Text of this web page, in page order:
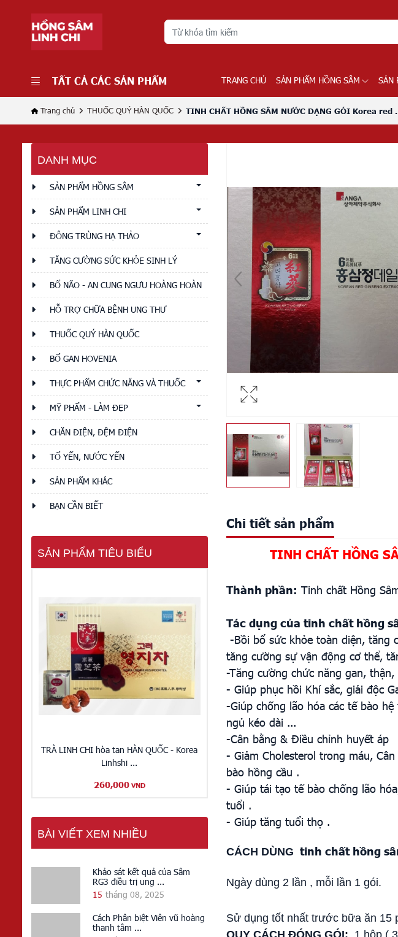
TẤT CẢ CÁC SẢN PHẨM TRANG CHỦ SẢN PHẨM HỒNG SÂM SẢN
Trang chủ THUỐC QUÝ HÀN QUỐC TINH CHẤT HỒNG SÂM NƯỚC DẠNG GÓI Korea red
DANH MỤC
SẢN PHẨM HỒNG SÂM
SẢN PHẨM LINH CHI
ĐÔNG TRÙNG HẠ THẢO
TĂNG CƯỜNG SỨC KHỎE SINH LÝ
BỔ NÃO - AN CUNG NGƯU HOÀNG HOÀN
HỖ TRỢ CHỮA BỆNH UNG THƯ
THUỐC QUÝ HÀN QUỐC
BỔ GAN HOVENIA
THỰC PHẨM CHỨC NĂNG VÀ THUỐC
MỸ PHẨM - LÀM ĐẸP
CHĂN ĐIỆN, ĐỆM ĐIỆN
TỔ YẾN, NƯỚC YẾN
SẢN PHẨM KHÁC
BẠN CẦN BIẾT
SẢN PHẨM TIÊU BIỂU
TRÀ LINH CHI hòa tan HÀN QUỐC - Korea
Linhshi ...
260,000 VND
BÀI VIẾT XEM NHIỀU
Khảo sát kết quả của Sâm
RG3 điều trị ung ...
15 tháng 08, 2025
Cách Phân biệt Viên vũ hoàng
thanh tâm ...
Chi tiết sản phẩm
TINH CHẤT HỒNG
Thành phần: Tinh chất Hồng
Tác dụng của tinh chất hồng
-Bồi bổ sức khỏe toàn diện, tăng
tăng cường sự vận động cơ thể,
-Tăng cường chức năng gan,
- Giúp phục hồi Khí sắc, giải độc
-Giúp chống lão hóa các tế bào
ngủ kéo dài ...
-Cân bằng & Điều chỉnh huyết áp
- Giảm Cholesterol trong máu,
bào hồng cầu .
- Giúp tái tạo tế bào chống lão
tuổi .
- Giúp tăng tuổi thọ .
CÁCH DÙNG tinh chất hồng
Ngày dùng 2 lần , mỗi lần 1 gói.
Sử dụng tốt nhất trước bữa ăn 15
QUY CÁCH ĐÓNG GÓI: 1 hộp (